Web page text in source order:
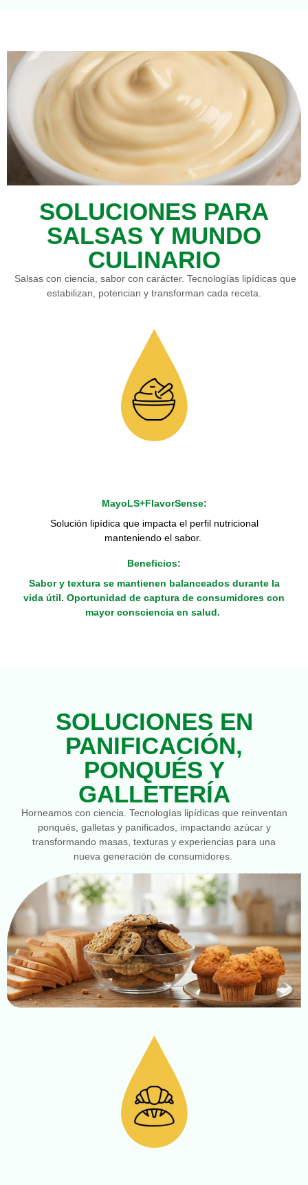
SOLUCIONES PARA
SALSAS Y MUNDO
CULINARIO
Salsas con ciencia, sabor con carácter. Tecnologías lipídicas que
estabilizan, potencian y transforman cada receta.
MayoLS+FlavorSense:
Solución lipídica que impacta el perfil nutricional
manteniendo el sabor.
Beneficios:
Sabor y textura se mantienen balanceados durante la
vida útil. Oportunidad de captura de consumidores con
mayor consciencia en salud.
SOLUCIONES EN
PANIFICACIÓN,
PONQUÉS Y
GALLETERÍA
Horneamos con ciencia. Tecnologías lipídicas que reinventan
ponqués, galletas y panificados, impactando azúcar y
transformando masas, texturas y experiencias para una
nueva generación de consumidores.